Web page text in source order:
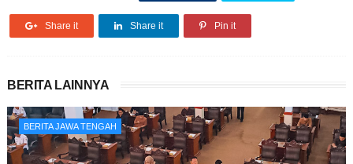
Share it Share it Pin it
BERITA LAINNYA
BERITA JAWA TENGAH